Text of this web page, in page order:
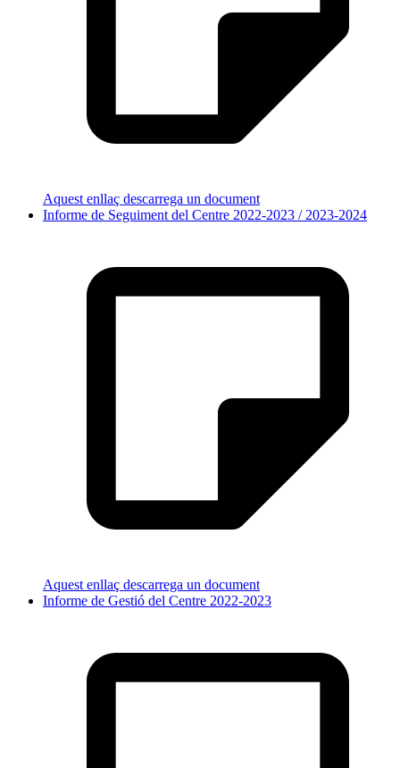
Aquest enllaç descarrega un document
Informe de Seguiment del Centre 2022-2023 / 2023-2024
Aquest enllaç descarrega un document
Informe de Gestió del Centre 2022-2023